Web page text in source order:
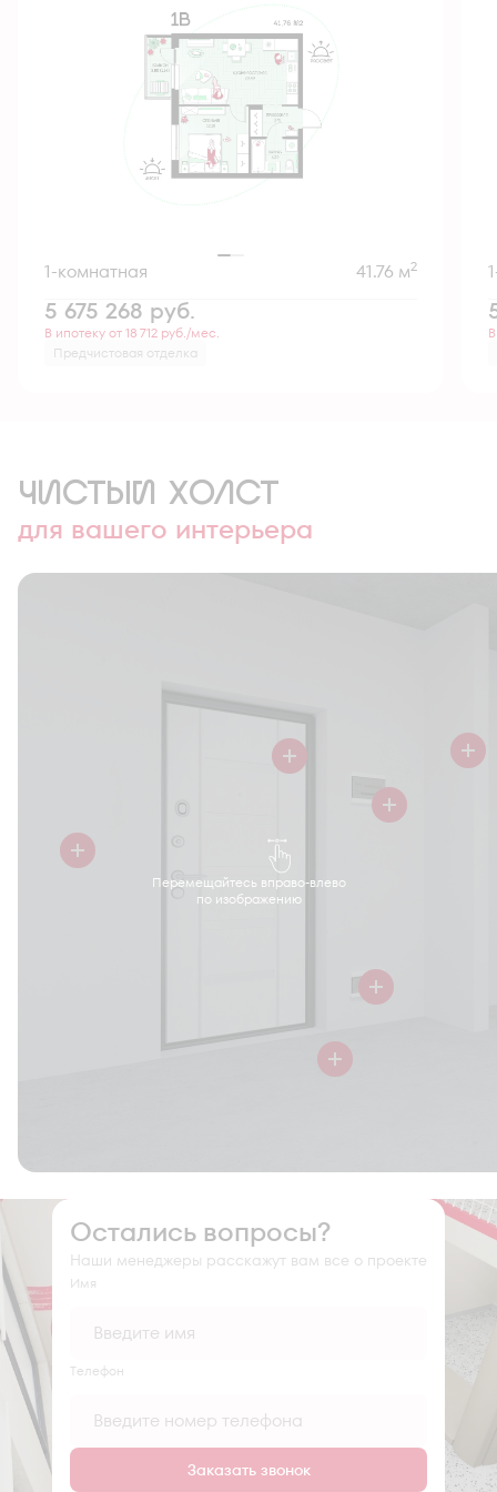
1-комнатная 41.76 м2
5 675 268 руб.
В ипотеку от 18 712 руб./мес.
Предчистовая отделка
ЧИСТЫЙ ХОЛСТ
для вашего интерьера
Перемещайтесь вправо-влево
по изображению
Остались вопросы?
Наши менеджеры расскажут вам все о проекте
Имя
Tелефон
Заказать звонок